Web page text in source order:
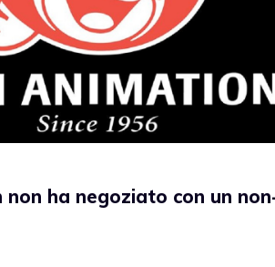
non ha negoziato con un